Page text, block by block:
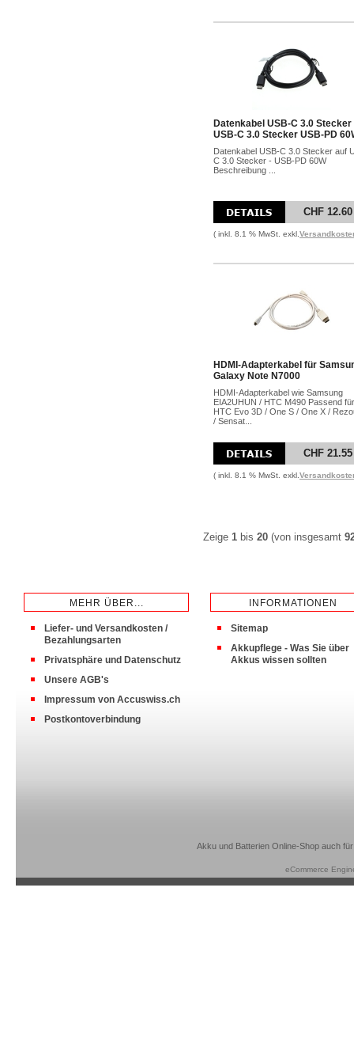
Datenkabel USB-C 3.0 Stecker
USB-C 3.0 Stecker USB-PD
Datenkabel USB-C 3.0 Stecker auf
C 3.0 Stecker - USB-PD 60W
Beschreibung ...
CHF 12.60
( inkl. 8.1 % MwSt. exkl.
HDMI-Adapterkabel für
Galaxy Note N7000
HDMI-Adapterkabel wie Samsung
EIA2UHUN / HTC M490 Passend
HTC Evo 3D / One S / One X /
/ Sensat...
CHF 21.55
( inkl. 8.1 % MwSt. exkl.
Zeige 1 bis 20 (von insgesamt
MEHR ÜBER...
Liefer- und Versandkosten /
Bezahlungsarten
Privatsphäre und Datenschutz
Unsere AGB's
Impressum von Accuswiss.ch
Postkontoverbindung
INFORMATIONEN
Sitemap
Akkupflege - Was Sie über
Akkus wissen sollten
Akku und Batterien Online-Shop auch
eCommerce